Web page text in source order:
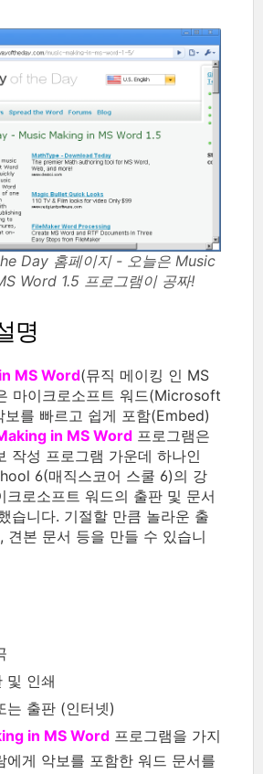
Day 홈페이지 - 오늘은 Music
Word 1.5 프로그램이 공짜!
명
MS Word(뮤직 메이킹 인 MS
마이크로소프트 워드(Microsoft
를 빠르고 쉽게 포함(Embed)
in MS Word 프로그램은
작성 프로그램 가운데 하나인
6(매직스코어 스쿨 6)의 강
크로소프트 워드의 출판 및 문서
습니다. 기절할 만큼 놀라운 출
견본 문서 등을 만들 수 있습니
및 인쇄
는 출판 (인터넷)
in MS Word 프로그램을 가지
에게 악보를 포함한 워드 문서를